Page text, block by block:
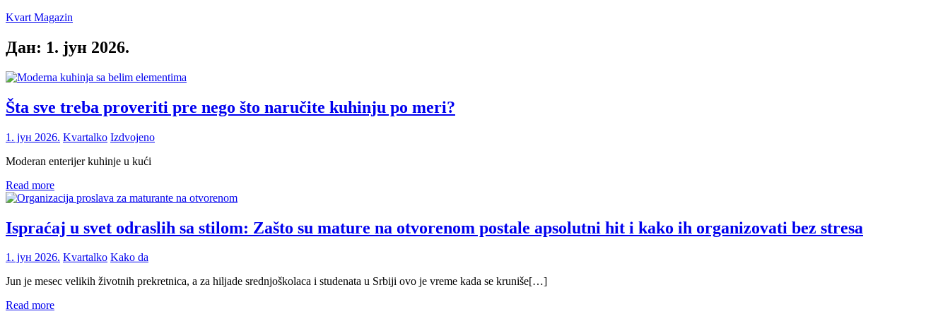
Skip
content
Kvart Magazin
Na
od
Дан: 1. јун 2026.
Šta sve treba proveriti pre nego što naručite kuhinju po meri?
1. јун 2026. Kvartalko Izdvojeno
Moderan enterijer kuhinje u kući
Read more
Ispraćaj u svet odraslih sa stilom: Zašto su mature na otvorenom postale apsolutni hit i kako ih organizovati bez stresa
1. јун 2026. Kvartalko Kako da
Jun je mesec velikih životnih prekretnica, a za hiljade srednjoškolaca i studenata u Srbiji ovo je vreme kada se kruniše[…]
Read more